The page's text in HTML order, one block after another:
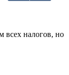
всех налогов, но